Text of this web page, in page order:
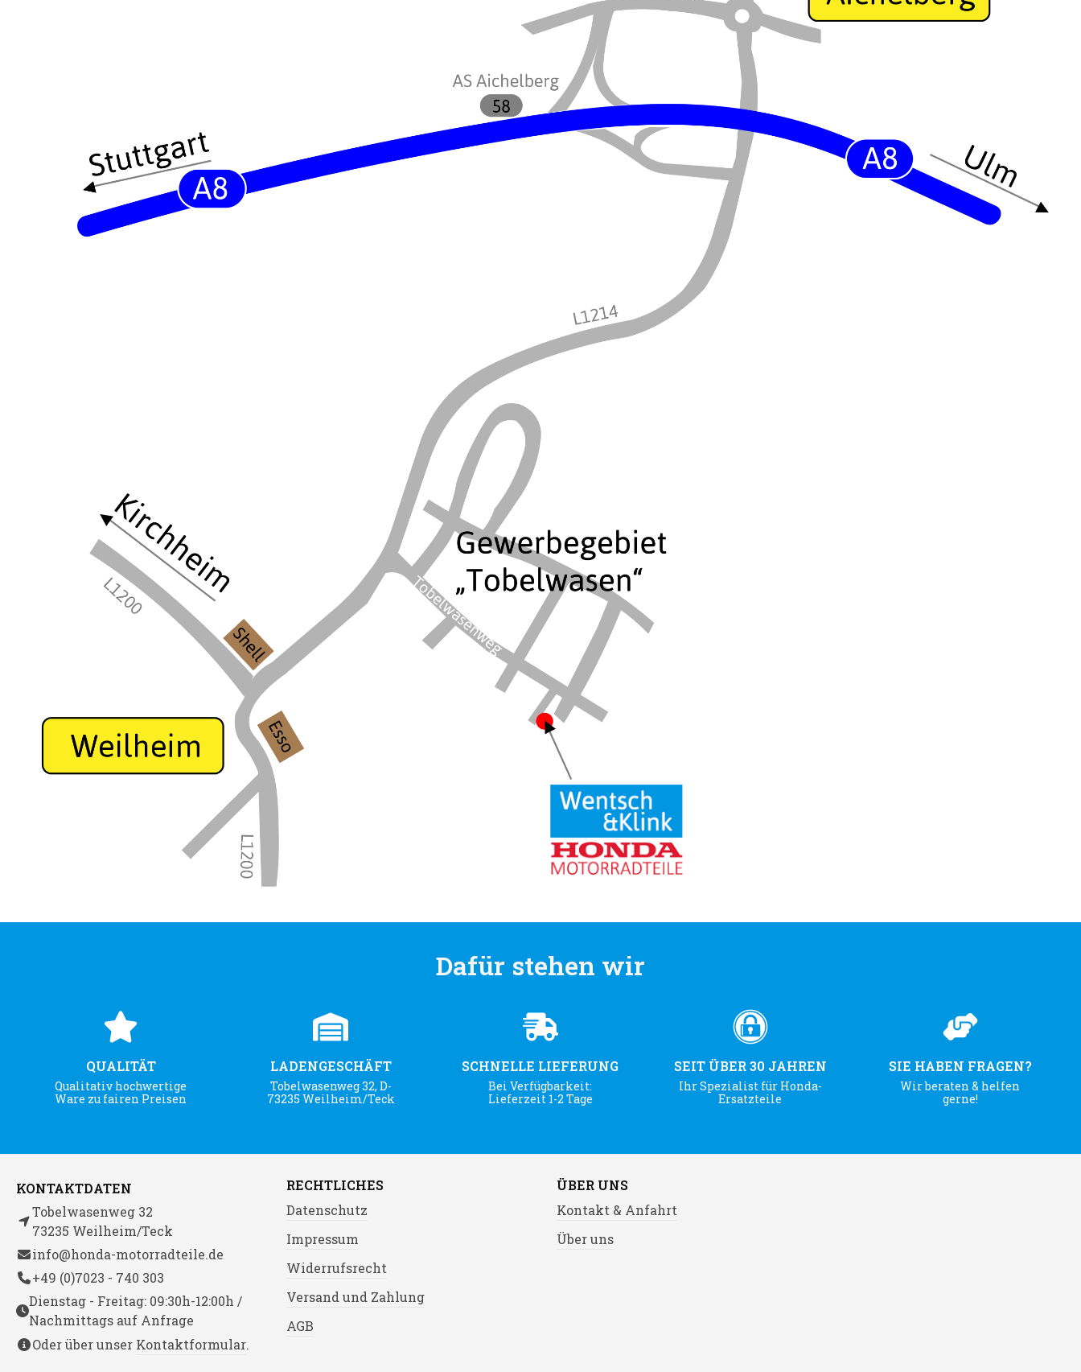
Dafür stehen wir
QUALITÄT
Qualitativ hochwertige
Ware zu fairen Preisen
LADENGESCHÄFT
Tobelwasenweg 32, D-
73235 Weilheim/Teck
SCHNELLE LIEFERUNG
Bei Verfügbarkeit:
Lieferzeit 1-2 Tage
SEIT ÜBER 30 JAHREN
Ihr Spezialist für Honda-
Ersatzteile
SIE HABEN FRAGEN?
Wir beraten & helfen
gerne!
KONTAKTDATEN
Tobelwasenweg 32
73235 Weilheim/Teck
info@honda-motorradteile.de
+49 (0)7023 - 740 303
Dienstag - Freitag: 09:30h-12:00h /
Nachmittags auf Anfrage
Oder über unser Kontaktformular.
RECHTLICHES
Datenschutz
Impressum
Widerrufsrecht
Versand und Zahlung
AGB
ÜBER UNS
Kontakt & Anfahrt
Über uns